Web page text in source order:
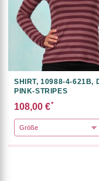
SHIRT, 10988-4-621B,
PINK-STRIPES
108,00 €*